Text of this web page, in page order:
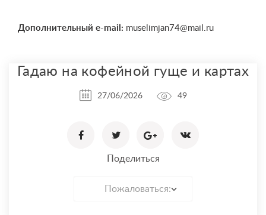
Дополнительный e-mail: muselimjan74@mail.ru
Гадаю на кофейной гуще и картах
27/06/2026 49
Поделиться
Пожаловаться: